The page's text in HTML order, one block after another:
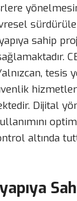
sahip
tesis
Dijital
altında